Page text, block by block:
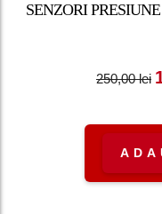
SENZORI
250,00lei